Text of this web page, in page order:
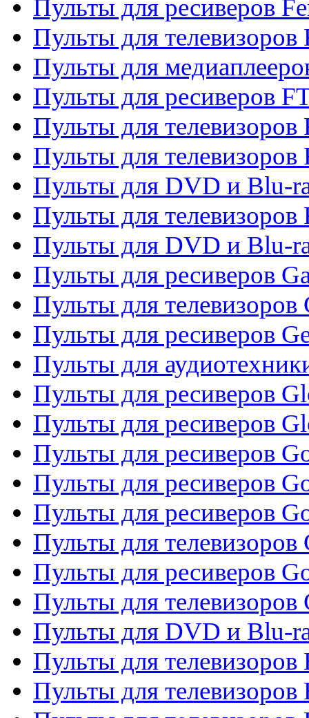
Пульты для ресиверов
Пульты для
Пульты для
Пульты для ресиверов
Пульты для телевизоров
Пульты для телевизоров
Пульты для DVD и Blu-
Пульты для телевизоров
Пульты для DVD и Blu-
Пульты для ресиверов
Пульты для телевизоров
Пульты для ресиверов
Пульты для
Пульты для ресиверов
Пульты для ресиверов
Пульты для ресиверов
Пульты для ресиверов
Пульты для ресиверов
Пульты для телевизоров
Пульты для ресиверов
Пульты для телевизоров
Пульты для DVD и Blu-
Пульты для телевизоров
Пульты для телевизоров